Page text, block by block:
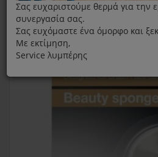
Σας ευχαριστούμε θερμά για την
συνεργασία σας.
Σας ευχόμαστε ένα όμορφο και
Με εκτίμηση,
Service λυμπέρης